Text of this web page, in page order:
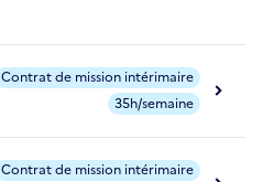
Contrat de mission intérimaire
35h/semaine
Contrat de mission intérimaire